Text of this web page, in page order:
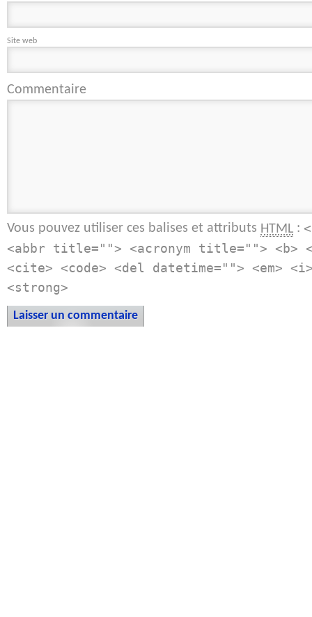
Site web
Commentaire
Vous pouvez utiliser ces balises et attributs HTML :
<abbr title=""> <acronym title=""> <b>
<cite> <code> <del datetime=""> <em>
<strong>